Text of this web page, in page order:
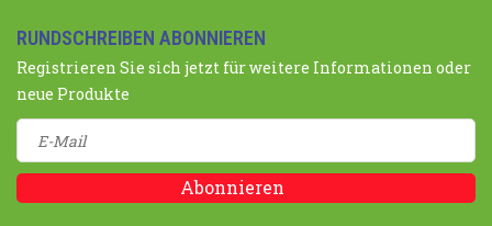
RUNDSCHREIBEN ABONNIEREN
Registrieren Sie sich jetzt für weitere Informationen oder
neue Produkte
Abonnieren